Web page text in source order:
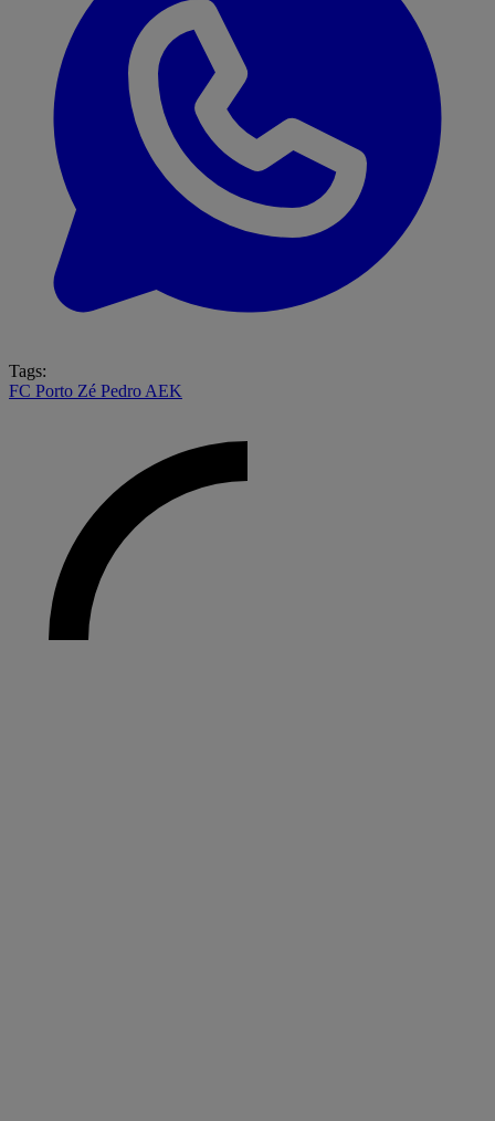
Tags:
FC Porto Zé Pedro AEK